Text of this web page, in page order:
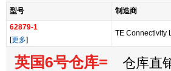
型号 制造商
62879-1
[更多]
TE Connectivity
英国6号仓库= 仓库直